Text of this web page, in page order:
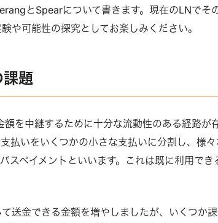
とSpearについて書きます。現在のLNでそ
や可能性の探究としてお楽しみください。
課題
を中継するために十分な流動性のある経路が
払いをいくつかの小さな支払いに分割し、様
スペイメントといいます。これは既に利用でき
送金できる金額を増やしましたが、いくつか